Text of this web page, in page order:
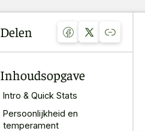
Delen
Inhoudsopgave
Intro & Quick Stats
Persoonlijkheid en
temperament